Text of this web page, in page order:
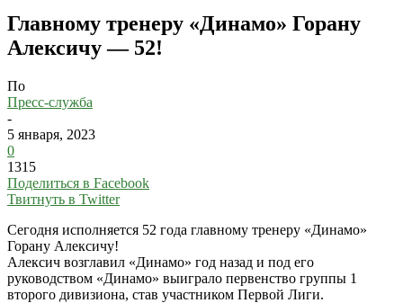
Главному тренеру «Динамо» Горану
Алексичу — 52!
По
Пресс-служба
-
5 января, 2023
0
1315
Поделиться в Facebook
Твитнуть в Twitter
Сегодня исполняется 52 года главному тренеру «Динамо»
Горану Алексичу!
Алексич возглавил «Динамо» год назад и под его
руководством «Динамо» выиграло первенство группы 1
второго дивизиона, став участником Первой Лиги.